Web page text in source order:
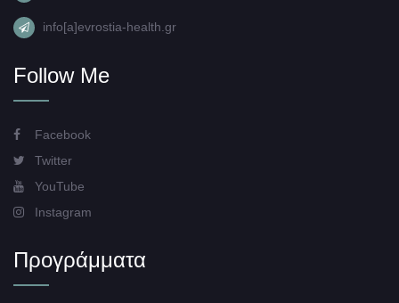
info[a]evrostia-health.gr
Follow Me
Facebook
Twitter
YouTube
Instagram
Προγράμματα